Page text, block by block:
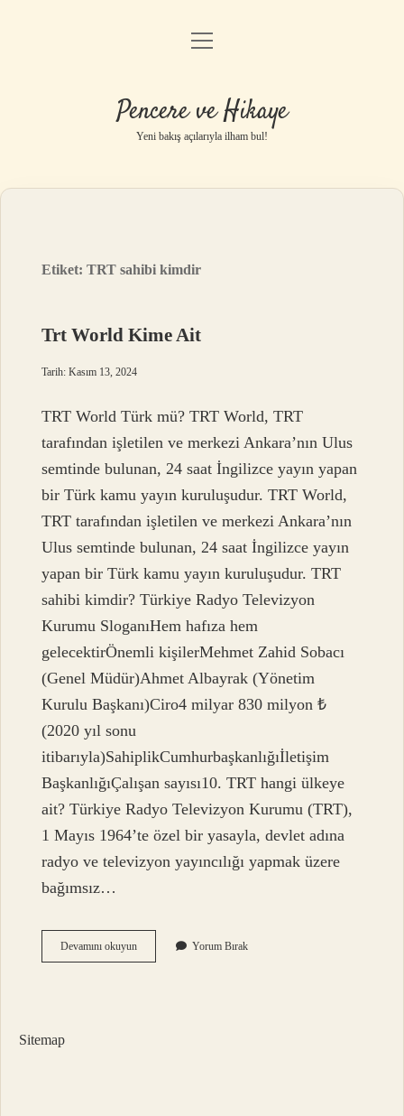
Anasayfa
Yasal Uyarı
menüyü
Pencere ve Hikaye
Yeni bakış açılarıyla ilham bul!
Etiket:TRT sahibi kimdir
Trt World Kime Ait
Tarih: Kasım 13, 2024
TRT World Türk mü? TRT World, TRT
tarafından işletilen ve merkezi Ankara’nın Ulus
semtinde bulunan, 24 saat İngilizce yayın yapan
bir Türk kamu yayın kuruluşudur. TRT World,
TRT tarafından işletilen ve merkezi Ankara’nın
Ulus semtinde bulunan, 24 saat İngilizce yayın
yapan bir Türk kamu yayın kuruluşudur. TRT
sahibi kimdir? Türkiye Radyo Televizyon
Kurumu SloganıHem hafıza hem
gelecektirÖnemli kişilerMehmet Zahid Sobacı
(Genel Müdür)Ahmet Albayrak (Yönetim
Kurulu Başkanı)Ciro4 milyar 830 milyon ₺
(2020 yıl sonu
itibarıyla)SahiplikCumhurbaşkanlığıİletişim
BaşkanlığıÇalışan sayısı10. TRT hangi ülkeye
ait? Türkiye Radyo Televizyon Kurumu (TRT),
1 Mayıs 1964’te özel bir yasayla, devlet adına
radyo ve televizyon yayıncılığı yapmak üzere
bağımsız…
Devamını okuyunTrt
World
Yorum Bırak
Sitemap